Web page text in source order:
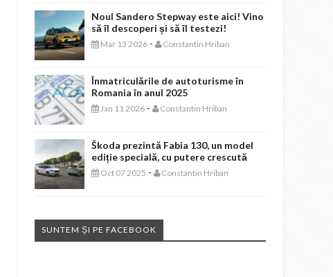
Noul Sandero Stepway este aici! Vino
să îl descoperi și să îl testezi!
Mar 13 2026 - Constantin Hriban
Înmatriculările de autoturisme în
Romania în anul 2025
Jan 11 2026 - Constantin Hriban
Škoda prezintă Fabia 130, un model
ediție specială, cu putere crescută
Oct 07 2025 - Constantin Hriban
SUNTEM ȘI PE FACEBOOK